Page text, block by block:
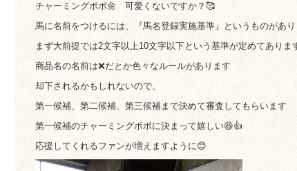
チャーミングポポ🌼 可愛くないですか？🥰
馬に名前をつけるには、『馬名登録実施基準』というものがあり
まず大前提では2文字以上10文字以下という基準が定めてありま
商品名の名前は❌だとか色々なルールがあります
却下されるかもしれないので、
第一候補、第二候補、第三候補まで決めて審査してもらいます
第一候補のチャーミングポポに決まって嬉しい😆👍
応援してくれるファンが増えますように😊